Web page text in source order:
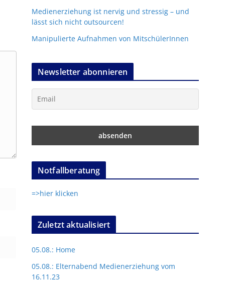
Medienerziehung ist nervig und stressig – und
lässt sich nicht outsourcen!
Manipulierte Aufnahmen von MitschülerInnen
Newsletter abonnieren
Notfallberatung
=>hier klicken
Zuletzt aktualisiert
05.08.: Home
05.08.: Elternabend Medienerziehung vom
16.11.23